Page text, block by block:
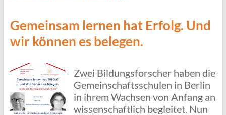
Gemeinsam lernen hat Erfolg. Und
wir können es belegen.
Zwei Bildungsforscher haben die
Gemeinschaftsschulen in Berlin
in ihrem Wachsen von Anfang an
wissenschaftlich begleitet. Nun